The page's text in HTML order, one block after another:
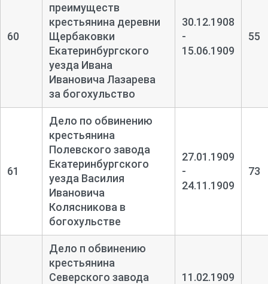
60
преимуществ
крестьянина деревни
Щербаковки
Екатеринбургского
уезда Ивана
Ивановича Лазарева
за богохульство
30.12.1908
-
15.06.1909
55
61
Дело по обвинению
крестьянина
Полевского завода
Екатеринбургского
уезда Василия
Ивановича
Колясникова в
богохульстве
27.01.1909
-
24.11.1909
73
Дело п обвинению
крестьянина
Северского завода
11.02.1909